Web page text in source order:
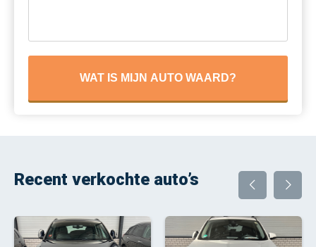
WAT IS MIJN AUTO WAARD?
Recent verkochte auto’s